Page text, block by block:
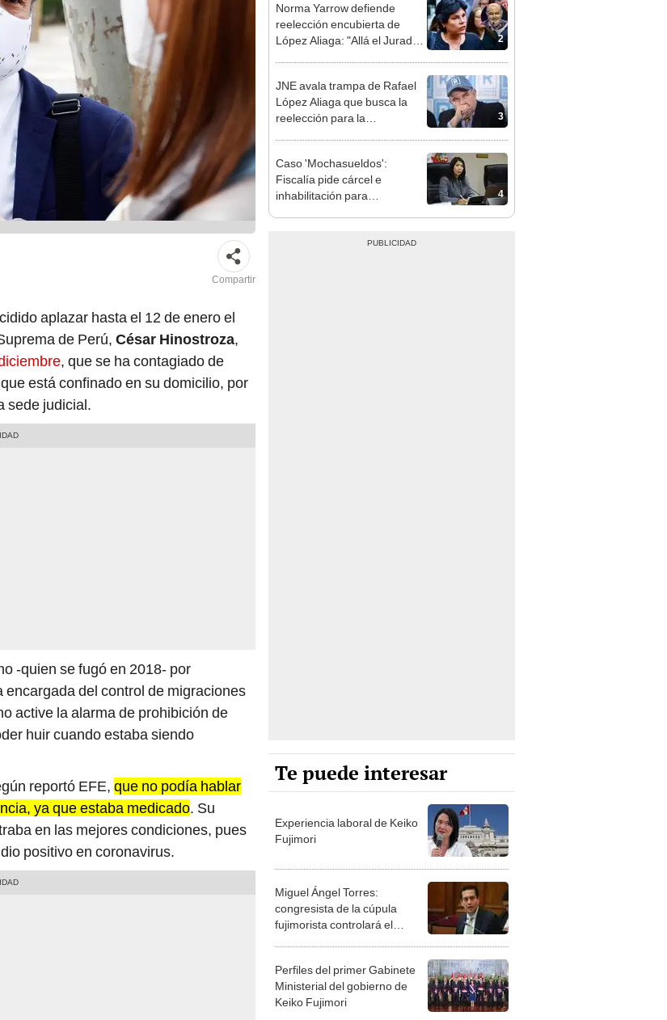
Compartir
aplazar hasta el 12 de enero el
de Perú, César Hinostroza,
, que se ha contagiado de
está confinado en su domicilio, por
sede judicial.
-quien se fugó en 2018- por
del control de migraciones
active la alarma de prohibición de
huir cuando estaba siendo
reportó EFE, que no podía hablar
ya que estaba medicado. Su
en las mejores condiciones, pues
positivo en coronavirus.
2
Norma Yarrow defiende
reelección encubierta de
López Aliaga: "Allá el Jurado
3
JNE avala trampa de Rafael
López Aliaga que busca la
reelección para la
4
Caso 'Mochasueldos':
Fiscalía pide cárcel e
inhabilitación para
Te puede interesar
Experiencia laboral de Keiko
Fujimori
Miguel Ángel Torres:
congresista de la cúpula
fujimorista controlará el
Perfiles del primer Gabinete
Ministerial del gobierno de
Keiko Fujimori